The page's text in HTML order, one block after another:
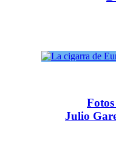
Fotos
Julio